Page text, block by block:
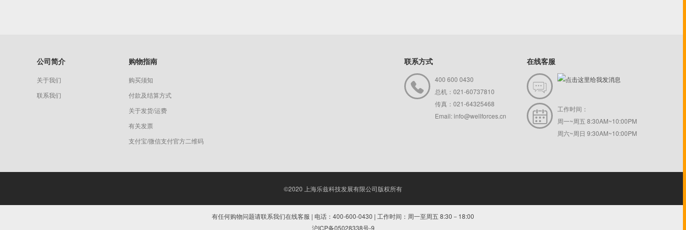
公司简介
关于我们
联系我们
购物指南
购买须知
付款及结算方式
关于发货/运费
有关发票
支付宝/微信支付官方二维码
联系方式

400 600 0430
总机：021-60737810
传真：021-64325468
Email: info@wellforces.cn
在线客服


工作时间：
周一~周五 8:30AM~10:00PM
周六~周日 9:30AM~10:00PM
©2020 上海乐兹科技发展有限公司版权所有
有任何购物问题请联系我们在线客服 | 电话：400-600-0430 | 工作时间：周一至周五 8:30－18:00
沪ICP备05028338号-9